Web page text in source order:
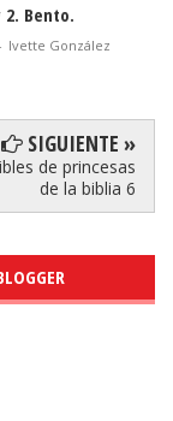
Bento.
Ivette González
SIGUIENTE »
de princesas
de la biblia 6